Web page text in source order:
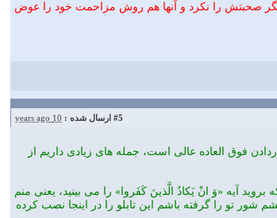
صحبتش را نکرد و آنها هم روش مزاحمت خود را عوض
#5 ارسال شده : 10 years ago
فوق العاده عالی است، جمله های زیادی داریم از
آیه «وَ انْ یَکادُ الَّذینَ کَفَروا» را می بینید، یعنی منم
تو را گرفته باشم این تابلو را در اینجا نصب کرده